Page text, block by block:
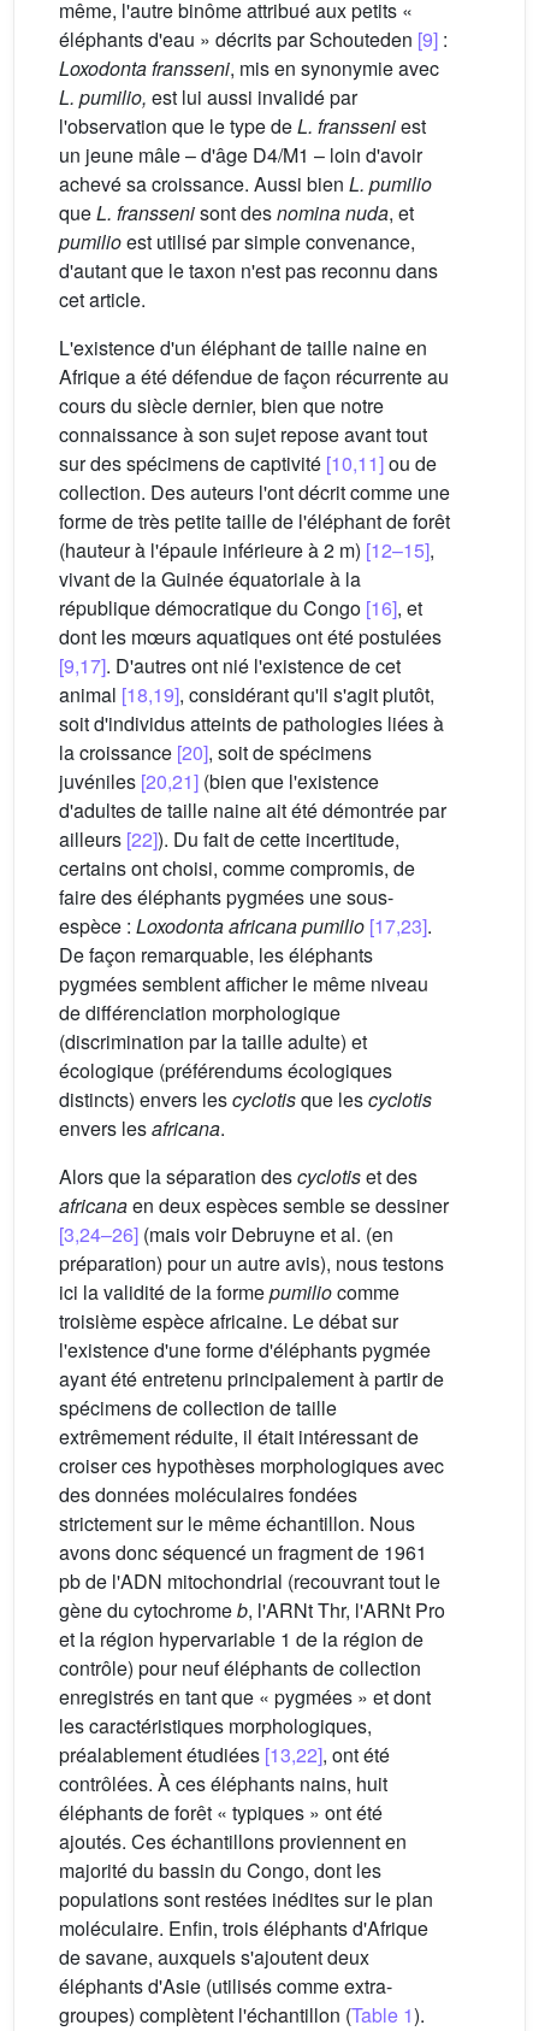
même, l'autre binôme attribué aux petits «
éléphants d'eau » décrits par Schouteden [9] :
Loxodonta fransseni, mis en synonymie avec
L. pumilio, est lui aussi invalidé par
l'observation que le type deL. fransseniest
un jeune mâle – d'âge D4/M1 – loin d'avoir
achevé sa croissance. Aussi bien L. pumilio
queL. franssenisont desnomina nuda, et
pumilioest utilisé par simple convenance,
d'autant que le taxon n'est pas reconnu dans
cet article.
L'existence d'un éléphant de taille naine en
Afrique a été défendue de façon récurrente au
cours du siècle dernier, bien que notre
connaissance à son sujet repose avant tout
sur des spécimens de captivité [10,11]ou de
collection. Des auteurs l'ont décrit comme une
forme de très petite taille de l'éléphant de forêt
(hauteur à l'épaule inférieure à 2 m) [12–15],
vivant de la Guinée équatoriale à la
république démocratique du Congo [16], et
dont les mœurs aquatiques ont été postulées
[9,17]. D'autres ont nié l'existence de cet
animal [18,19], considérant qu'il s'agit plutôt,
soit d'individus atteints de pathologies liées à
la croissance [20], soit de spécimens
juvéniles [20,21] (bien que l'existence
d'adultes de taille naine ait été démontrée par
ailleurs [22]). Du fait de cette incertitude,
certains ont choisi, comme compromis, de
faire des éléphants pygmées une sous-
espèce : Loxodonta africana pumilio [17,23].
De façon remarquable, les éléphants
pygmées semblent afficher le même niveau
de différenciation morphologique
(discrimination par la taille adulte) et
écologique (préférendums écologiques
distincts) envers lescyclotisque lescyclotis
envers lesafricana.
Alors que la séparation descyclotiset des
africanaen deux espèces semble se dessiner
[3,24–26] (mais voir Debruyne et al. (en
préparation) pour un autre avis), nous testons
ici la validité de la formepumiliocomme
troisième espèce africaine. Le débat sur
l'existence d'une forme d'éléphants pygmée
ayant été entretenu principalement à partir de
spécimens de collection de taille
extrêmement réduite, il était intéressant de
croiser ces hypothèses morphologiques avec
des données moléculaires fondées
strictement sur le même échantillon. Nous
avons donc séquencé un fragment de 1961
pb de l'ADN mitochondrial (recouvrant tout le
gène du cytochromeb, l'ARNt Thr, l'ARNt Pro
et la région hypervariable 1 de la région de
contrôle) pour neuf éléphants de collection
enregistrés en tant que « pygmées » et dont
les caractéristiques morphologiques,
préalablement étudiées [13,22], ont été
contrôlées. À ces éléphants nains, huit
éléphants de forêt « typiques » ont été
ajoutés. Ces échantillons proviennent en
majorité du bassin du Congo, dont les
populations sont restées inédites sur le plan
moléculaire. Enfin, trois éléphants d'Afrique
de savane, auxquels s'ajoutent deux
éléphants d'Asie (utilisés comme extra-
groupes) complètent l'échantillon (Table 1).